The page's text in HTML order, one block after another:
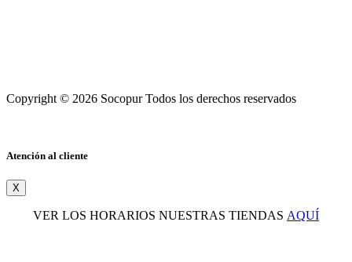
Copyright © 2026 Socopur Todos los derechos reservados
Atención al cliente
X
VER LOS HORARIOS NUESTRAS TIENDAS AQUÍ